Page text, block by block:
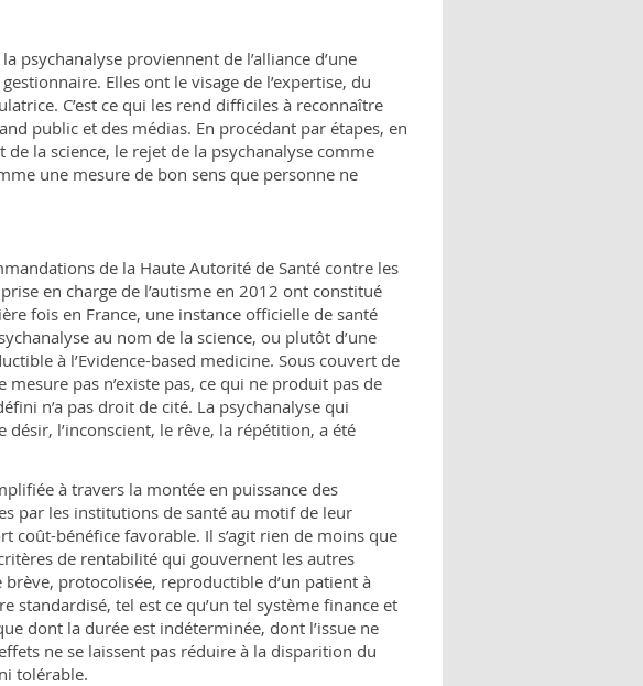
psychanalyse proviennent de l’alliance d’une
Elles ont le visage de l’expertise, du
C’est ce qui les rend difficiles à reconnaître
public et des médias. En procédant par étapes, en
la science, le rejet de la psychanalyse comme
une mesure de bon sens que personne ne
de la Haute Autorité de Santé contre les
en charge de l’autisme en 2012 ont constitué
fois en France, une instance officielle de santé
au nom de la science, ou plutôt d’une
à l’Evidence-based medicine. Sous couvert de
pas n’existe pas, ce qui ne produit pas de
n’a pas droit de cité. La psychanalyse qui
désir, l’inconscient, le rêve, la répétition, a été
à travers la montée en puissance des
par les institutions de santé au motif de leur
coût-bénéfice favorable. Il s’agit rien de moins que
de rentabilité qui gouvernent les autres
brève, protocolisée, reproductible d’un patient à
standardisé, tel est ce qu’un tel système finance et
dont la durée est indéterminée, dont l’issue ne
ne se laissent pas réduire à la disparition du
tolérable.